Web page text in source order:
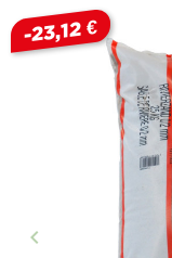
-23,12 €
Précédent
keyboard_arrow_left